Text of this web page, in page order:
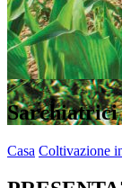
Sarchiatrici
Casa Coltivazione